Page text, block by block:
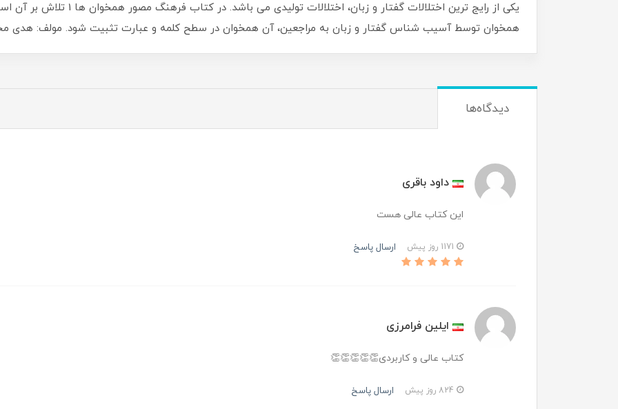
یکی از رایج ترین اختلالات گفتار و
همخوان توسط آسیب شناس گفتار و زبان به مراجعین، آن همخوان در سطح کلمه و عبارت تثبیت شود. مولف: هدی
دیدگاه‌ها
داود باقری
این کتاب عالی هست
ارسال پاسخ
ایلین فرامرزی
کتاب عالی و کاربردی👏👏👏👏👏
ارسال پاسخ